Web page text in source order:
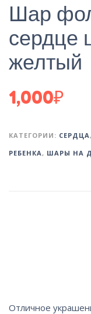
Шар
сердце
желтый
1,000₽
КАТЕГОРИИ: СЕРДЦА,
РЕБЕНКА, ШАРЫ НА
Отличное